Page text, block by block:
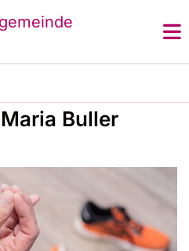
Buller